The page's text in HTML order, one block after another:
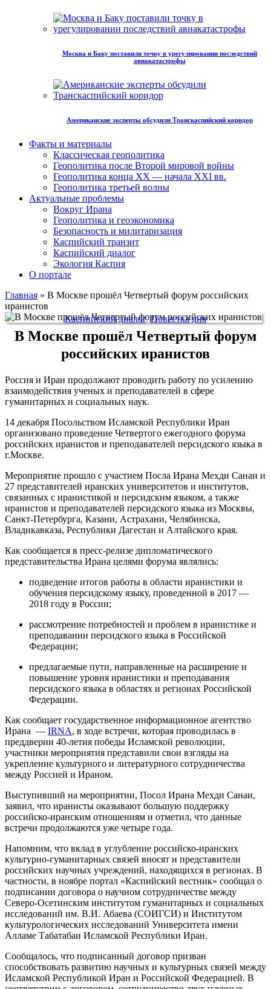
Москва и Баку поставили точку в урегулировании последствий
авиакатастрофы
Американские эксперты обсудили Транскаспийский коридор
Факты и материалы
Классическая геополитика
Геополитика после Второй мировой войны
Геополитика конца XX — начала XXI вв.
Геополитика третьей волны
Актуальные проблемы
Вокруг Ирана
Геополитика и геоэкономика
Безопасность и милитаризация
Каспийский транзит
Каспийский диалог
Экология Каспия
О портале
Главная » В Москве прошёл Четвертый форум российских
иранистов
Каспийский диалог,Повестка дня
В Москве прошёл Четвертый форум
российских иранистов
Россия и Иран продолжают проводить работу по усилению
взаимодействия ученых и преподавателей в сфере
гуманитарных и социальных наук.
14 декабря Посольством Исламской Республики Иран
организовано проведение Четвертого ежегодного форума
российских иранистов и преподавателей персидского языка в
г.Москве.
Мероприятие прошло с участием Посла Ирана Мехди Санаи и
27 представителей иранских университетов и институтов,
связанных с иранистикой и персидским языком, а также
иранистов и преподавателей персидского языка из Москвы,
Санкт-Петербурга, Казани, Астрахани, Челябинска,
Владикавказа, Республики Дагестан и Алтайского края.
Как сообщается в пресс-релизе дипломатического
представительства Ирана целями форума являлись:
подведение итогов работы в области иранистики и
обучения персидскому языку, проведенной в 2017 —
2018 году в России;
рассмотрение потребностей и проблем в иранистике и
преподавании персидского языка в Российской
Федерации;
предлагаемые пути, направленные на расширение и
повышение уровня иранистики и преподавания
персидского языка в областях и регионах Российской
Федерации.
Как сообщает государственное информационное агентство
Ирана — IRNA, в ходе встречи, которая проводилась в
преддверии 40-летия победы Исламской революции,
участники мероприятия представили свои взгляды на
укрепление культурного и литературного сотрудничества
между Россией и Ираном.
Выступивший на мероприятии, Посол Ирана Мехди Санаи,
заявил, что иранисты оказывают большую поддержку
российско-иранским отношениям и отметил, что данные
встречи продолжаются уже четыре года.
Напомним, что вклад в углубление российско-иранских
культурно-гуманитарных связей вносят и представители
российских научных учреждений, находящихся в регионах. В
частности, в ноябре портал «Каспийский вестник» сообщал о
подписании договора о научном сотрудничестве между
Северо-Осетинским институтом гуманитарных и социальных
исследований им. В.И. Абаева (СОИГСИ) и Институтом
культурологических исследований Университета имени
Алламе Табатабаи Исламской Республики Иран.
Сообщалось, что подписанный договор призван
способствовать развитию научных и культурных связей между
Исламской Республикой Иран и Российской Федерацией. В